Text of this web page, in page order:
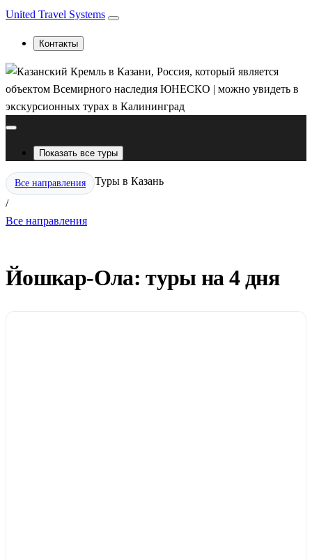
United Travel Systems
Контакты
Показать все туры
Все направления
/
Туры в Казань
Все направления
Йошкар-Ола: туры на 4 дня